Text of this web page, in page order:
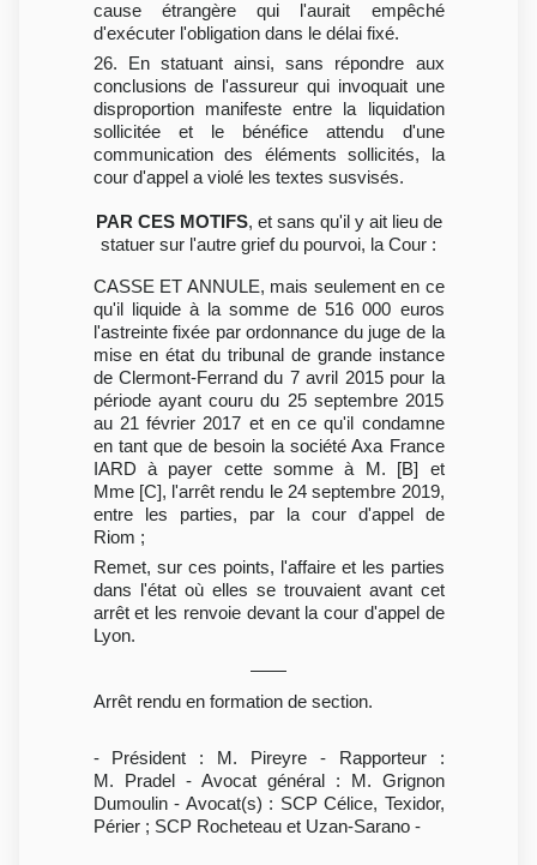
cause étrangère qui l'aurait empêché
d'exécuter l'obligation dans le délai fixé.
26. En statuant ainsi, sans répondre aux
conclusions de l'assureur qui invoquait une
disproportion manifeste entre la liquidation
sollicitée et le bénéfice attendu d'une
communication des éléments sollicités, la
cour d'appel a violé les textes susvisés.
PAR CES MOTIFS, et sans qu'il y ait lieu de
statuer sur l'autre grief du pourvoi, la Cour :
CASSE ET ANNULE, mais seulement en ce
qu'il liquide à la somme de 516 000 euros
l'astreinte fixée par ordonnance du juge de la
mise en état du tribunal de grande instance
de Clermont-Ferrand du 7 avril 2015 pour la
période ayant couru du 25 septembre 2015
au 21 février 2017 et en ce qu'il condamne
en tant que de besoin la société Axa France
IARD à payer cette somme à M. [B] et
Mme [C], l'arrêt rendu le 24 septembre 2019,
entre les parties, par la cour d'appel de
Riom ;
Remet, sur ces points, l'affaire et les parties
dans l'état où elles se trouvaient avant cet
arrêt et les renvoie devant la cour d'appel de
Lyon.
Arrêt rendu en formation de section.
- Président : M. Pireyre - Rapporteur :
M. Pradel - Avocat général : M. Grignon
Dumoulin - Avocat(s) : SCP Célice, Texidor,
Périer ; SCP Rocheteau et Uzan-Sarano -